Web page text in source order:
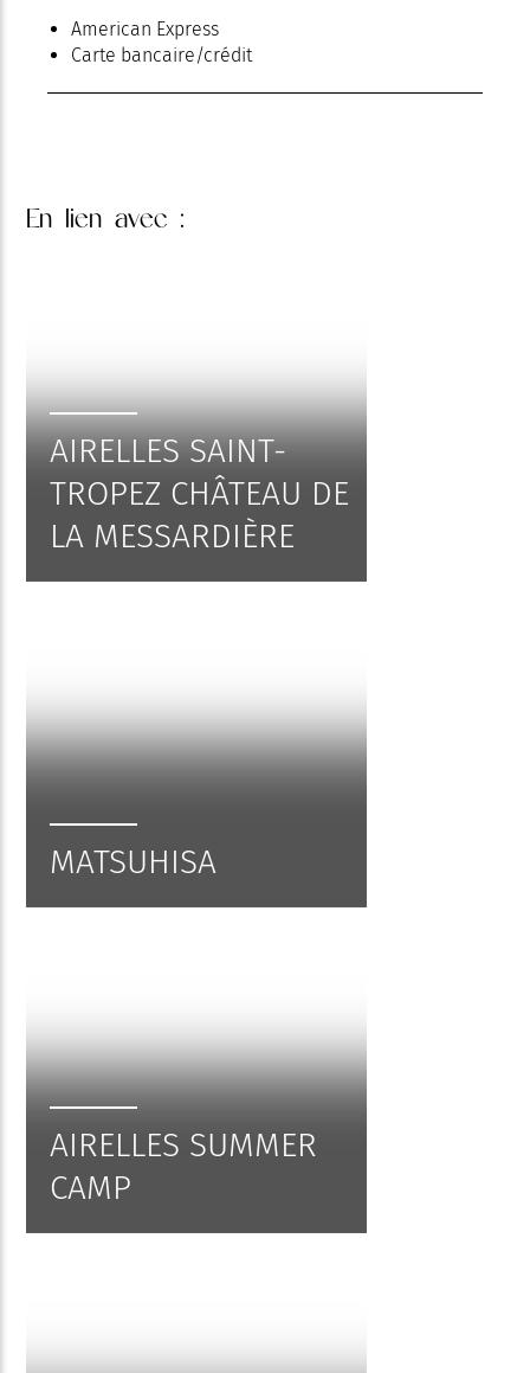
American Express
Carte bancaire/crédit
En lien avec :
AIRELLES SAINT-
TROPEZ CHÂTEAU DE
LA MESSARDIÈRE
MATSUHISA
AIRELLES SUMMER
CAMP